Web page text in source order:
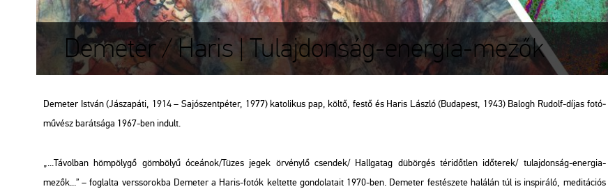
Demeter / Haris | Tulajdonság-energia-mezők
De­me­ter Ist­ván (Jász­apá­ti, 1914 – Sa­jó­szent­pé­ter, 1977) ka­to­li­kus pap, költő, festő és Haris Lász­ló (Bu­da­pest, 1943) Ba­logh Ru­dolf-díjas fo­tó­
mű­vész ba­rát­sá­ga 1967-ben in­dult.
„...Tá­vol­ban höm­pöly­gő göm­bö­lyű óce­á­nok/Tüzes jegek ör­vény­lő csen­dek/ Hall­ga­tag dü­bör­gés tér­időt­len idő­te­rek/ tu­laj­don­ság-ener­gia-
mezők...” – fog­lal­ta vers­so­rok­ba De­me­ter a Haris-fotók kel­tet­te gon­do­la­ta­it 1970-ben. De­me­ter fes­té­sze­te ha­lá­lán túl is ins­pi­rá­ló, me­di­tá­ci­ós